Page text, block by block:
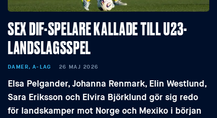
SEX DIF-SPELARE KALLADE TILL U23-
LANDSLAGSSPEL
DAMER, A-LAG 26 MAJ 2026
Elsa Pelgander, Johanna Renmark, Elin Westlund,
Sara Eriksson och Elvira Björklund gör sig redo
för landskamper mot Norge och Mexiko i början